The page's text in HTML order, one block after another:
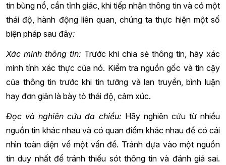
tin bùng nổ, cần tỉnh giác, khi tiếp nhận thông tin và có một
thái độ, hành động liên quan, chúng ta thực hiện một số
biện pháp sau đây:
Xác minh thông tin: Trước khi chia sẻ thông tin, hãy xác
minh tính xác thực của nó. Kiểm tra nguồn gốc và tin cậy
của thông tin trước khi tin tưởng và lan truyền, bình luận
hay đơn giản là bày tỏ thái độ, cảm xúc.
Đọc và nghiên cứu đa chiều: Hãy nghiên cứu từ nhiều
nguồn tin khác nhau và có quan điểm khác nhau để có cái
nhìn toàn diện về một vấn đề. Tránh dựa vào một nguồn
tin duy nhất để tránh thiếu sót thông tin và đánh giá sai.